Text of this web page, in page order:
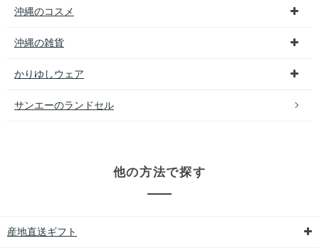
沖縄のコスメ
沖縄の雑貨
かりゆしウェア
サンエーのランドセル
他の方法で探す
産地直送ギフト